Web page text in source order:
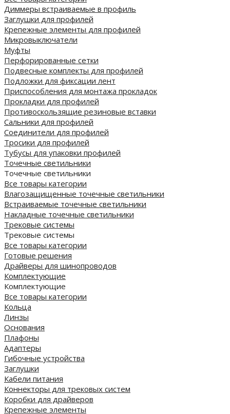
Диммеры встраиваемые в профиль
Заглушки для профилей
Крепежные элементы для профилей
Микровыключатели
Муфты
Перфорированные сетки
Подвесные комплекты для профилей
Подложки для фиксации лент
Приспособления для монтажа прокладок
Прокладки для профилей
Противоскользящие резиновые вставки
Сальники для профилей
Соединители для профилей
Тросики для профилей
Тубусы для упаковки профилей
Точечные светильники
Точечные светильники
Все товары категории
Влагозащищенные точечные светильники
Встраиваемые точечные светильники
Накладные точечные светильники
Трековые системы
Трековые системы
Все товары категории
Готовые решения
Драйверы для шинопроводов
Комплектующие
Комплектующие
Все товары категории
Кольца
Линзы
Основания
Плафоны
Адаптеры
Гибочные устройства
Заглушки
Кабели питания
Коннекторы для трековых систем
Коробки для драйверов
Крепежные элементы